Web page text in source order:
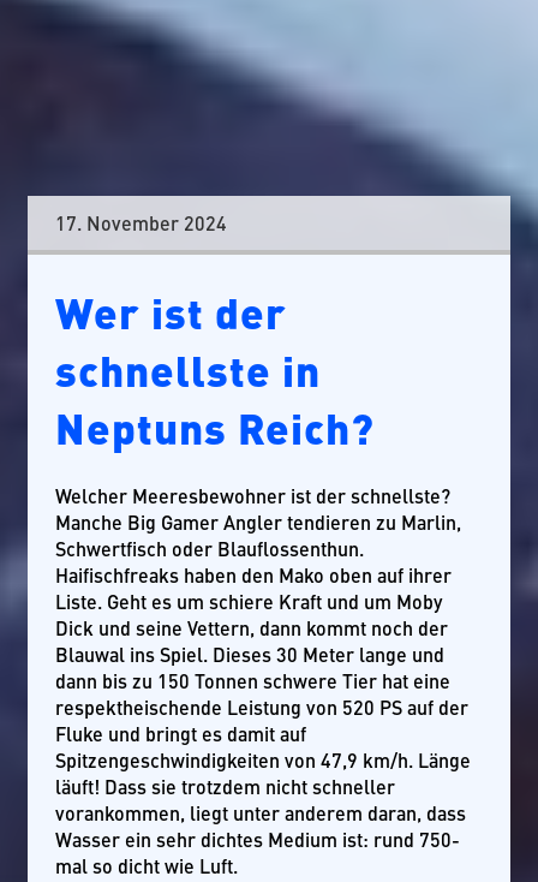
17. November 2024
Wer ist der
schnellste in
Neptuns Reich?
Welcher Meeresbewohner ist der schnellste?
Manche Big Gamer Angler tendieren zu Marlin,
Schwertfisch oder Blauflossenthun.
Haifischfreaks haben den Mako oben auf ihrer
Liste. Geht es um schiere Kraft und um Moby
Dick und seine Vettern, dann kommt noch der
Blauwal ins Spiel. Dieses 30 Meter lange und
dann bis zu 150 Tonnen schwere Tier hat eine
respektheischende Leistung von 520 PS auf der
Fluke und bringt es damit auf
Spitzengeschwindigkeiten von 47,9 km/h. Länge
läuft! Dass sie trotzdem nicht schneller
vorankommen, liegt unter anderem daran, dass
Wasser ein sehr dichtes Medium ist: rund 750-
mal so dicht wie Luft.